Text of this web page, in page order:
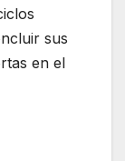
sus
en el